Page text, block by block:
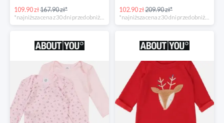
109.90 zł167.90 zł* 102.90 zł209.90 zł*